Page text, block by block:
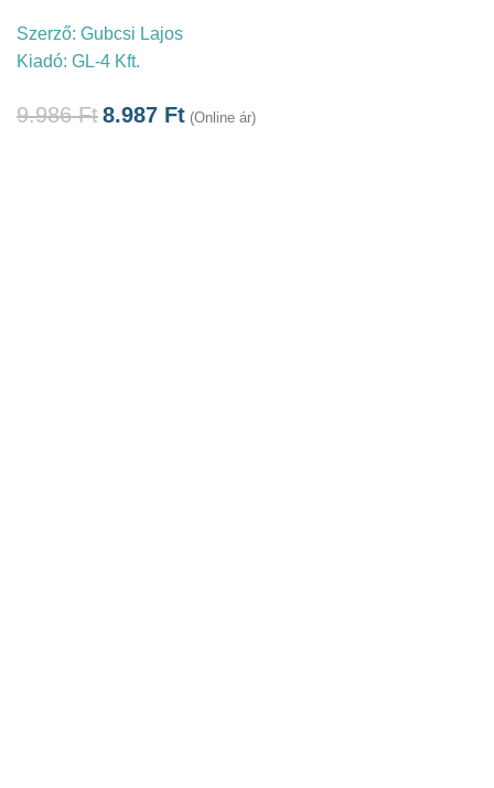
Szerző: Gubcsi Lajos
Kiadó: GL-4 Kft.
9.986Ft8.987 Ft (Online ár)